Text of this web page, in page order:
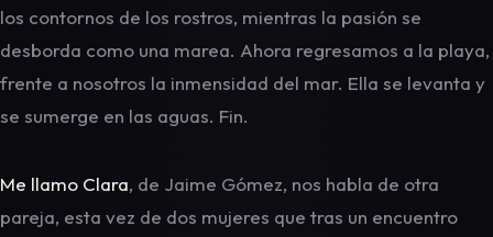
los contornos de los rostros, mientras la pasión se
desborda como una marea. Ahora regresamos a la playa,
frente a nosotros la inmensidad del mar. Ella se levanta y
se sumerge en las aguas. Fin.
Me llamo Clara, de Jaime Gómez, nos habla de otra
pareja, esta vez de dos mujeres que tras un encuentro